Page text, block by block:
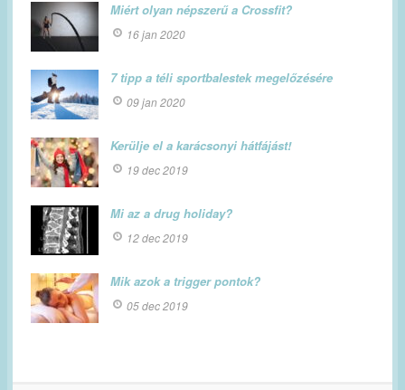
Miért olyan népszerű a Crossfit?
16 jan 2020
7 tipp a téli sportbalestek megelőzésére
09 jan 2020
Kerülje el a karácsonyi hátfájást!
19 dec 2019
Mi az a drug holiday?
12 dec 2019
Mik azok a trigger pontok?
05 dec 2019